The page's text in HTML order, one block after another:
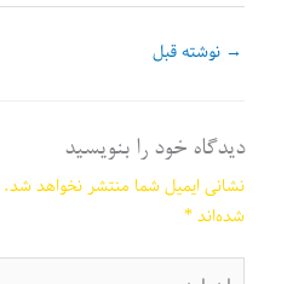
→ نوشته قبل
دیدگاه‌ خود را بنویسید
نشانی ایمیل شما منتشر نخواهد شد.
شده‌اند*